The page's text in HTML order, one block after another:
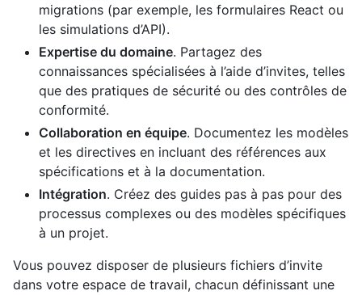
migrations (par exemple, les formulaires React ou
les simulations d’API).
Expertise du domaine. Partagez des
connaissances spécialisées à l’aide d’invites, telles
que des pratiques de sécurité ou des contrôles de
conformité.
Collaboration en équipe. Documentez les modèles
et les directives en incluant des références aux
spécifications et à la documentation.
Intégration. Créez des guides pas à pas pour des
processus complexes ou des modèles spécifiques
à un projet.
Vous pouvez disposer de plusieurs fichiers d’invite
dans votre espace de travail, chacun définissant une